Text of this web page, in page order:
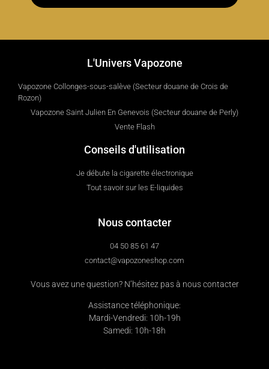
L'Univers Vapozone
Vapozone Collonges-sous-salève (Secteur douane de Crois de
Rozon)
Vapozone Saint Julien En Genevois (Secteur douane de Perly)
Vente Flash
Conseils d'utilisation
Je débute la cigarette électronique
Tout savoir sur les E-liquides
Nous contacter
04 50 85 61 47
contact@vapozoneshop.com
Vous avez une question? N’hésitez pas à nous contacter
Assistance téléphonique:
Mardi-Vendredi: 10h-19h
Samedi: 10h-18h